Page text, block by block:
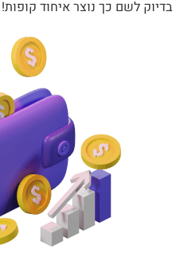
לשם כך נוצר איחוד קופות!